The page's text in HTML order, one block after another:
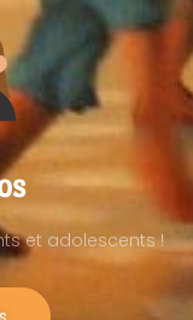
et adolescents !